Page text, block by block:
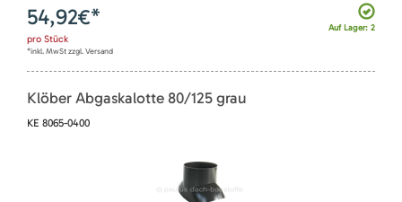
Auf Lager: 2
54,92€*
pro Stück
*inkl. MwSt zzgl. Versand
Klöber Abgaskalotte 80/125 grau
KE 8065-0400